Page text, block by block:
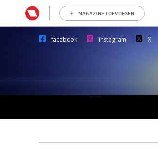
MAGAZINE TOEVOEGEN
facebook instagram X